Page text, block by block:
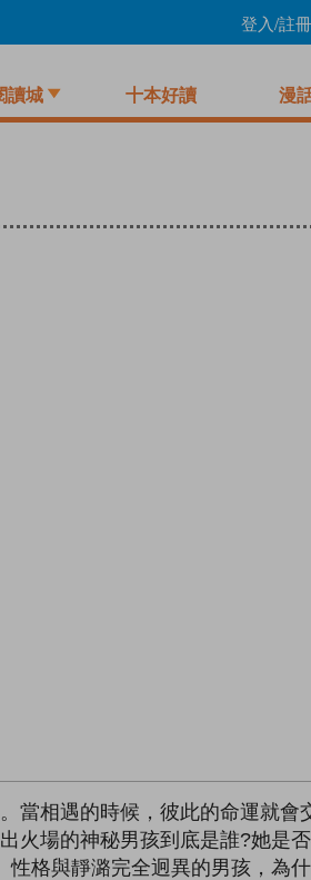
登入/註冊
讀城 十本好讀 漫
當相遇的時候，彼此的命運就會
火場的神秘男孩到底是誰?她是
格與靜潞完全迥異的男孩，為